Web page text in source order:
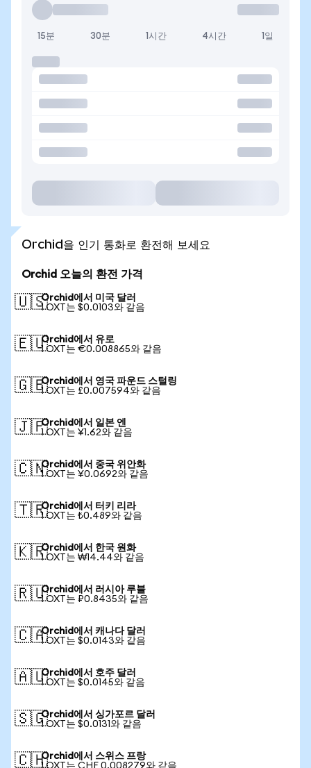
15분 30분 1시간 4시간 1일
Orchid을 인기 통화로 환전해 보세요
Orchid 오늘의 환전 가격
🇺🇸Orchid에서 미국 달러
1 OXT는 $0.0103와 같음
🇪🇺Orchid에서 유로
1 OXT는 €0.008865와 같음
🇬🇧Orchid에서 영국 파운드 스털링
1 OXT는 £0.007594와 같음
🇯🇵Orchid에서 일본 엔
1 OXT는 ¥1.62와 같음
🇨🇳Orchid에서 중국 위안화
1 OXT는 ¥0.0692와 같음
🇹🇷Orchid에서 터키 리라
1 OXT는 ₺0.489와 같음
🇰🇷Orchid에서 한국 원화
1 OXT는 ₩14.44와 같음
🇷🇺Orchid에서 러시아 루블
1 OXT는 ₽0.8435와 같음
🇨🇦Orchid에서 캐나다 달러
1 OXT는 $0.0143와 같음
🇦🇺Orchid에서 호주 달러
1 OXT는 $0.0145와 같음
🇸🇬Orchid에서 싱가포르 달러
1 OXT는 $0.0131와 같음
🇨🇭Orchid에서 스위스 프랑
1 OXT는 CHF 0.008279와 같음